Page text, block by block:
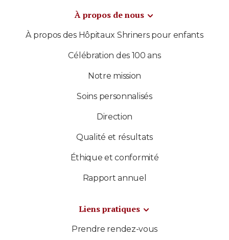
À propos de nous
À propos des Hôpitaux Shriners pour enfants
Célébration des 100 ans
Notre mission
Soins personnalisés
Direction
Qualité et résultats
Éthique et conformité
Rapport annuel
Liens pratiques
Prendre rendez-vous